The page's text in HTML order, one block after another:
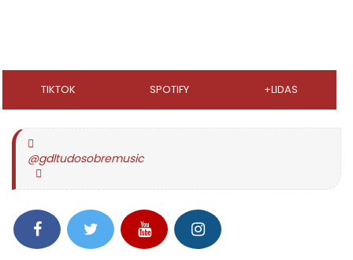
TIKTOK SPOTIFY +LIDAS
@gdltudosobremusic